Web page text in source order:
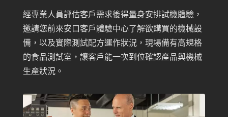
經專業人員評估客戶需求後得量身安排試機體驗，
邀請您前來安口客戶體驗中心了解欲購買的機械設
備，以及實際測試配方運作狀況，現場備有高規格
的食品測試室，讓客戶能一次到位確認產品與機械
生產狀況。